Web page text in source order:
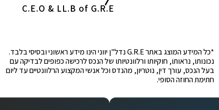
C.E.O & LL.B of G.R.E
*כל המידע המוצג באתר G.R.E נדל"ן יווני הינו מידע ראשוני ובסיסי בלבד.
נכונותו, נראותו, חוקיותו ורלוונטיותו של הנכס לרכישה כפופים לבדיקה עם
בעל הנכס, עורך דין, נוטריון, מהנדס וכל אנשי המקצוע הרלוונטיים עד ליום
חתימת החוזה הסופי.